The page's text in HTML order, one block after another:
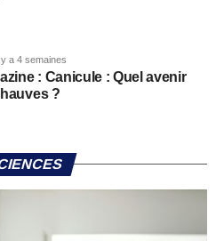
y a 4 semaines
: Canicule : Quel avenir
?